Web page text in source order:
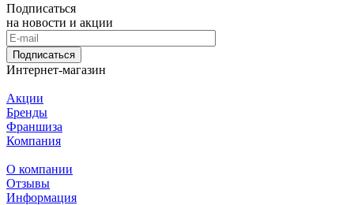
Подписаться
на новости и акции
Подписаться
Интернет-магазин
Акции
Бренды
Франшиза
Компания
О компании
Отзывы
Информация